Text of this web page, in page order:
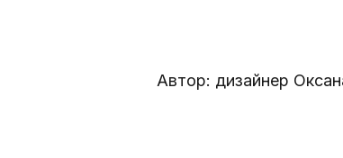
Автор: дизайнер